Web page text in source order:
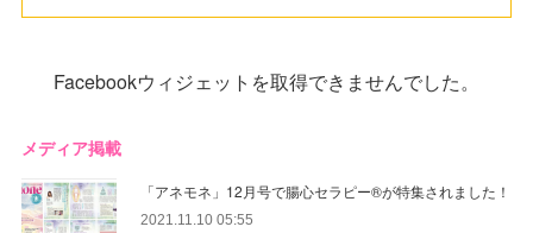
Facebookウィジェットを取得できませんでした。
メディア掲載
「アネモネ」12月号で腸心セラピー®︎が特集されました！
2021.11.10 05:55